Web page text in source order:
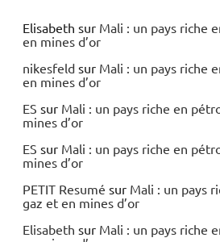
Elisabeth sur Mali : un pays riche
en mines d’or
nikesfeld sur Mali : un pays riche
en mines d’or
ES sur Mali : un pays riche en
mines d’or
ES sur Mali : un pays riche en
mines d’or
PETIT Resumé sur Mali : un pays
gaz et en mines d’or
Elisabeth sur Mali : un pays riche